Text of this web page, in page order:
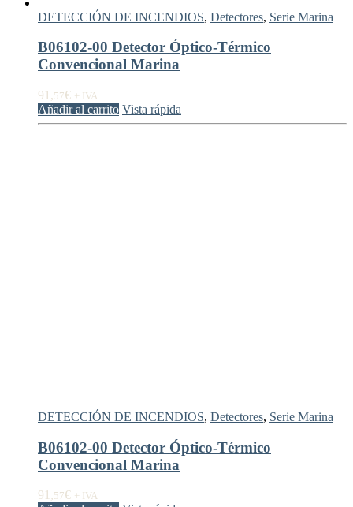
DETECCIÓN DE INCENDIOS, Detectores, Serie Marina
B06102-00 Detector Óptico-Térmico
Convencional Marina
91,57€ + IVA
Añadir al carrito Vista rápida
DETECCIÓN DE INCENDIOS, Detectores, Serie Marina
B06102-00 Detector Óptico-Térmico
Convencional Marina
91,57€ + IVA